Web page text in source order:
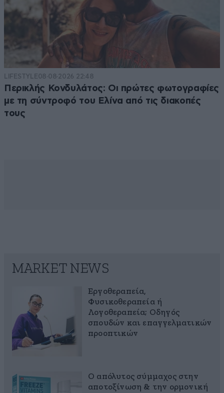
LIFESTYLE08·08·2026 22:48
Περικλής Κονδυλάτος: Οι πρώτες φωτογραφίες
με τη σύντροφό του Ελίνα από τις διακοπές
τους
MARKET NEWS
Εργοθεραπεία,
Φυσικοθεραπεία ή
Λογοθεραπεία; Οδηγός
σπουδών και επαγγελματικών
προοπτικών
Ο απόλυτος σύμμαχος στην
αποτοξίνωση & την ορμονική